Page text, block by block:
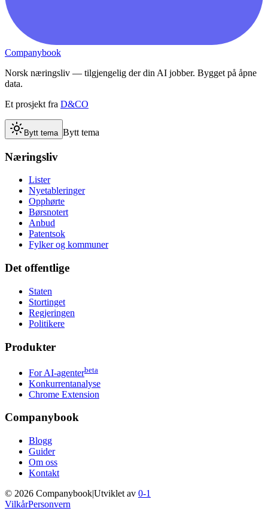
Companybook
Norsk næringsliv — tilgjengelig der din AI jobber. Bygget på åpne
data.
Et prosjekt fra D&CO
Bytt tema Bytt tema
Næringsliv
Lister
Nyetableringer
Opphørte
Børsnotert
Anbud
Patentsok
Fylker og kommuner
Det offentlige
Staten
Stortinget
Regjeringen
Politikere
Produkter
For AI-agenterbeta
Konkurrentanalyse
Chrome Extension
Companybook
Blogg
Guider
Om oss
Kontakt
© 2026 Companybook|Utviklet av 0-1
VilkårPersonvern